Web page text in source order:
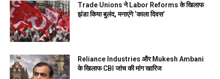
Trade Unions ने Labor Reforms के खिलाफ
झंडा किया बुलंद, मनाएंगे ‘काला दिवस’
Reliance Industries और Mukesh Ambani
के खिलाफ CBI जांच की मांग खारिज